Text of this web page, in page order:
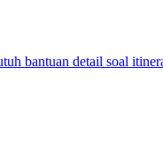
bantuan detail soal